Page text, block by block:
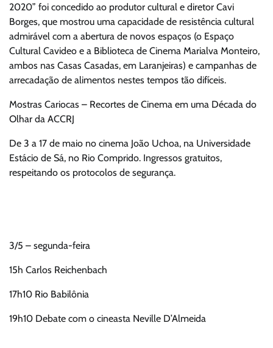
2020” foi concedido ao produtor cultural e diretor Cavi
Borges, que mostrou uma capacidade de resistência cultural
admirável com a abertura de novos espaços (o Espaço
Cultural Cavideo e a Biblioteca de Cinema Marialva Monteiro,
ambos nas Casas Casadas, em Laranjeiras) e campanhas de
arrecadação de alimentos nestes tempos tão difíceis.
Mostras Cariocas – Recortes de Cinema em uma Década do
Olhar da ACCRJ
De 3 a 17 de maio no cinema João Uchoa, na Universidade
Estácio de Sá, no Rio Comprido. Ingressos gratuitos,
respeitando os protocolos de segurança.
3/5 – segunda-feira
15h Carlos Reichenbach
17h10 Rio Babilônia
19h10 Debate com o cineasta Neville D’Almeida